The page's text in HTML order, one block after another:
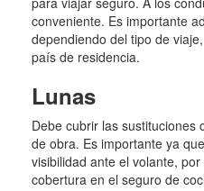
conveniente. Es importante
dependiendo del tipo de
país de residencia.
Lunas
Debe cubrir las sustituciones
de obra. Es importante ya
visibilidad ante el volante,
cobertura en el seguro de